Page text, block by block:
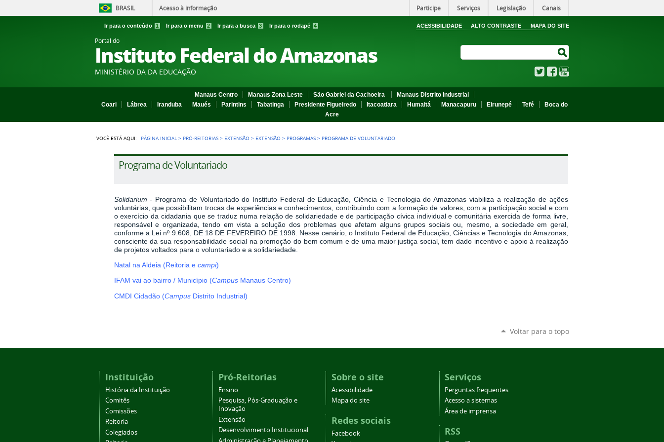
BRASIL Acesso à informação Participe Serviços Legislação Canais
Ir para o conteúdo 1 Ir para o menu 2 Ir para a busca 3 Ir para o rodapé 4 ACESSIBILIDADE ALTO CONTRASTE MAPA DO SITE
Portal do
Instituto Federal do Amazonas
MINISTÉRIO DA DA EDUCAÇÃO TwitterFacebook
Manaus Centro Manaus Zona Leste São Gabriel da Cachoeira
Manaus Distrito Industrial
Coari
Lábrea Iranduba Maués Parintins Tabatinga Presidente Figueiredo Itacoatiara Humaitá Manacapuru Eirunepé Tefé
Boca do
Acre
VOCÊ ESTÁ AQUI: PÁGINA INICIAL > PRÓ-REITORIAS > EXTENSÃO > EXTENSÃO > PROGRAMAS > PROGRAMA DE VOLUNTARIADO
Programa de Voluntariado
Solidarium - Programa de Voluntariado do Instituto Federal de Educação, Ciência e Tecnologia do Amazonas viabiliza a realização de ações
voluntárias, que possibilitam trocas de experiências e conhecimentos, contribuindo com a formação de valores, com a participação social e com
o exercício da cidadania que se traduz numa relação de solidariedade e de participação cívica individual e comunitária exercida de forma livre,
responsável e organizada, tendo em vista a solução dos problemas que afetam alguns grupos sociais ou, mesmo, a sociedade em geral,
conforme a Lei nº 9.608, DE 18 DE FEVEREIRO DE 1998. Nesse cenário, o Instituto Federal de Educação, Ciências e Tecnologia do Amazonas,
consciente da sua responsabilidade social na promoção do bem comum e de uma maior justiça social, tem dado incentivo e apoio à realização
de projetos voltados para o voluntariado e a solidariedade.
Natal na Aldeia (Reitoria e campi)
IFAM vai ao bairro / Município (CampusManaus Centro)
CMDI Cidadão (CampusDistrito Industrial)
Voltar para o topo
Instituição
História da Instituição
Comitês
Comissões
Reitoria
Colegiados
Pró-Reitorias
Ensino
Pesquisa, Pós-Graduação e
Inovação
Extensão
Desenvolvimento Institucional
Sobre o site
Acessibilidade
Mapa do site
Redes sociais
Facebook
Serviços
Perguntas frequentes
Acesso a sistemas
Área de imprensa
RSS